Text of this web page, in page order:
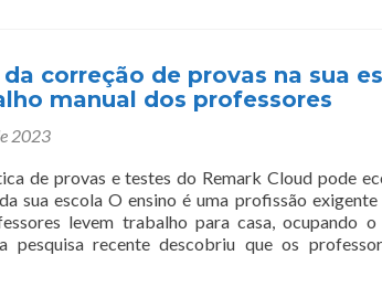
correção de provas na sua
manual dos professores
2023
de provas e testes do Remark Cloud pode
sua escola O ensino é uma profissão exigente
levem trabalho para casa, ocupando o
pesquisa recente descobriu que os